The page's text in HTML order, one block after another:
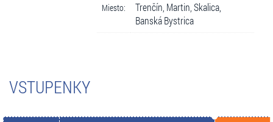
Miesto:
Trenčín, Martin, Skalica,
Banská Bystrica
VSTUPENKY